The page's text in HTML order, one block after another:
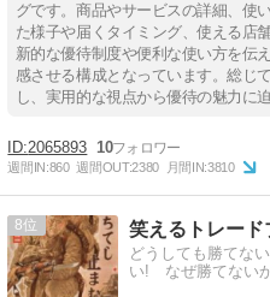
グです。商品やサービスの詳細、使
た様子や届くタイミング、使える店
新的な優待制度や便利な使い方を伝
感させる構成となっています。総じ
し、実用的な視点から優待の魅力に迫
2065893 10
週間IN:860 週間OUT:2380 月間IN:3810
8
どうしても勝てな
い! なぜ勝てない